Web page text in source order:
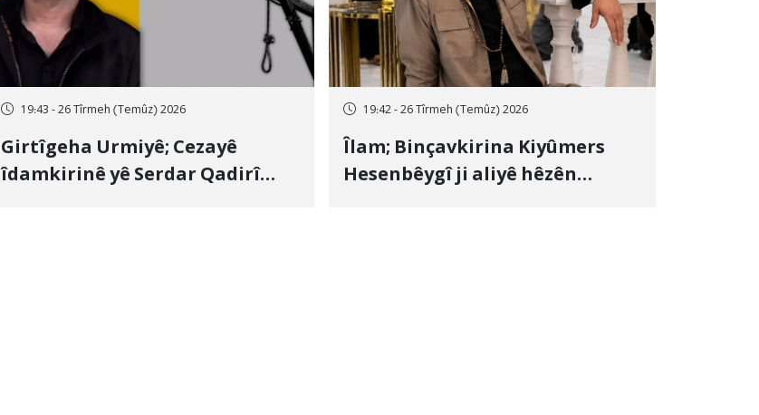
19:43 - 26 Tîrmeh (Temûz) 2026
Girtîgeha Urmiyê; Cezayê
îdamkirinê yê Serdar Qadirî
19:42 - 26 Tîrmeh (Temûz) 2026
Îlam; Binçavkirina Kiyûmers
Hesenbêygî ji aliyê hêzên